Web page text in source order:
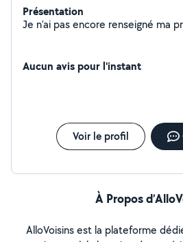
Présentation
Je
Aucun avis pour l'instant
Voir le profil
À Propos
AlloVoisins est la plateforme